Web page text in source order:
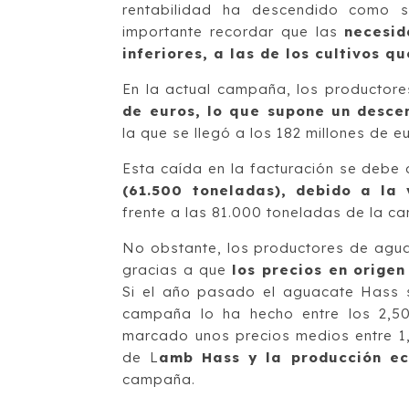
rentabilidad ha descendido
importante recordar que las
inferiores, a las de los cultivos
En la actual campaña, los
de euros, lo que supone un
la que se llegó a los 182 millones de
Esta caída en la facturación se debe
(61.500 toneladas), debido a
frente a las 81.000 toneladas de la
No obstante, los productores de
gracias a que los precios en
Si el año pasado el aguacate Hass
campaña lo ha hecho entre los
marcado unos precios medios entre
de Lamb Hass y la producción
campaña.